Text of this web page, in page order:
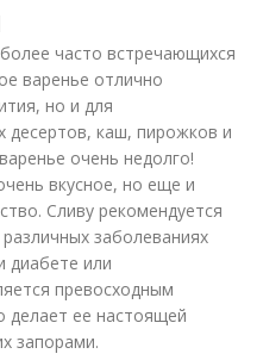
часто встречающихся
варенье отлично
но и для
десертов, каш, пирожков и
очень недолго!
вкусное, но еще и
Сливу рекомендуется
заболеваниях
диабете или
превосходным
делает ее настоящей
запорами.